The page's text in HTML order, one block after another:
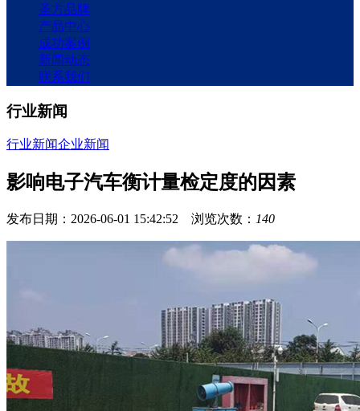
圣方品牌
产品中心
成功案例
新闻动态
联系我们
行业新闻
行业新闻企业新闻
影响电子汽车衡计量检定度的因素
发布日期：2026-06-01 15:42:52 浏览次数： 140